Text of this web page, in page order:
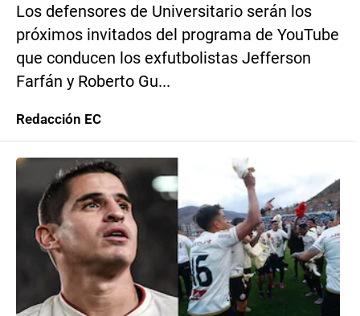
Los defensores de Universitario serán los
próximos invitados del programa de YouTube
que conducen los exfutbolistas Jefferson
Farfán y Roberto Gu...
Redacción EC